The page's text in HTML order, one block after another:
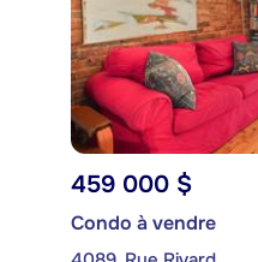
459 000 $
Condo à vendre